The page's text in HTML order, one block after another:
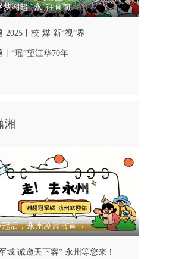
梦湘超 “永”往直前
丨校·媒 新“视”界
“瑶”望江华70年
湘
冠后，永州凌晨官宣→
城 诚邀天下客” 永州等您来！